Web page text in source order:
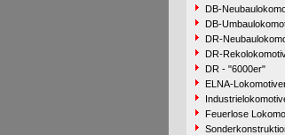
DB-
DB-
DR-
DR-
DR - "6000er"
ELNA-
Feuerlose